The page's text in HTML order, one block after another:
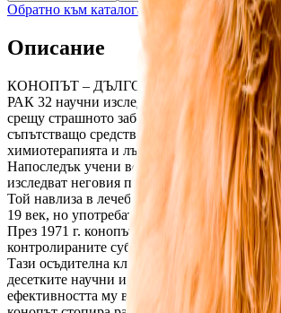
Обратно към каталога
Описание
КОНОПЪТ – ДЪЛГООЧАКВАНОТО
РАК 32 научни изследвания доказват, че
срещу страшното заболяване Конопът е
съпътстващо средство в лечението на
химиотерапията и лъчетерапията в
Напоследък учени все по-често се обръщат
изследват неговия потенциал в лечението
Той навлиза в лечебната практика още
19 век, но употребата му като лекарство е
През 1971 г. конопът влиза в Таблица 1 в
контролираните субстанции” и е определен
Тази осъдителна класификация още
десетките научни изследвания, които
ефективността му в лечението на рак.